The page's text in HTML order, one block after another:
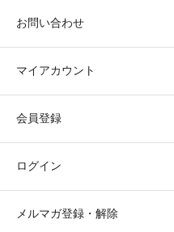
お問い合わせ
マイアカウント
会員登録
ログイン
メルマガ登録・解除